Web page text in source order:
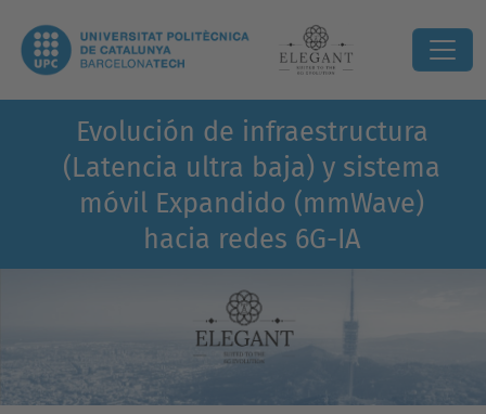
Evolución de infraestructura
(Latencia ultra baja) y sistema
móvil Expandido (mmWave)
hacia redes 6G-IA